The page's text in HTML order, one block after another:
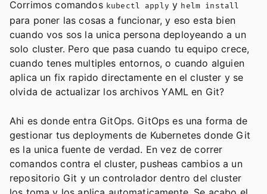
Corrimos comandos kubectl apply y helm install
para poner las cosas a funcionar, y eso esta bien
cuando vos sos la unica persona deployeando a un
solo cluster. Pero que pasa cuando tu equipo crece,
cuando tenes multiples entornos, o cuando alguien
aplica un fix rapido directamente en el cluster y se
olvida de actualizar los archivos YAML en Git?
Ahi es donde entra GitOps. GitOps es una forma de
gestionar tus deployments de Kubernetes donde Git
es la unica fuente de verdad. En vez de correr
comandos contra el cluster, pusheas cambios a un
repositorio Git y un controlador dentro del cluster